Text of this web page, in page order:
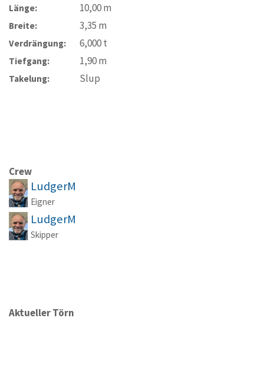
Länge: 10,00m
Breite: 3,35 m
Verdrängung: 6,000t
Tiefgang: 1,90m
Takelung: Slup
Crew
LudgerM
Eigner
LudgerM
Skipper
Aktueller Törn